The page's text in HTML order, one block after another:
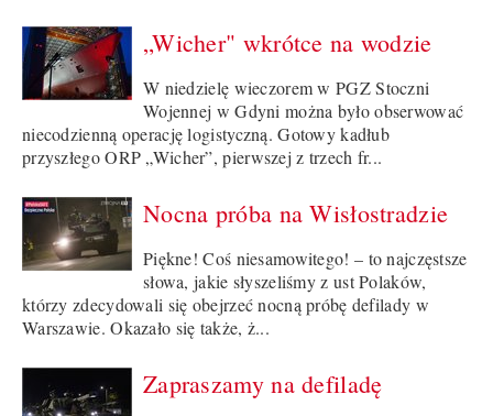
„Wicher" wkrótce na wodzie
W niedzielę wieczorem w PGZ Stoczni
Wojennej w Gdyni można było obserwować
niecodzienną operację logistyczną. Gotowy kadłub
przyszłego ORP „Wicher”, pierwszej z trzech fr...
Nocna próba na Wisłostradzie
Piękne! Coś niesamowitego! – to najczęstsze
słowa, jakie słyszeliśmy z ust Polaków,
którzy zdecydowali się obejrzeć nocną próbę defilady w
Warszawie. Okazało się także, ż...
Zapraszamy na defiladę